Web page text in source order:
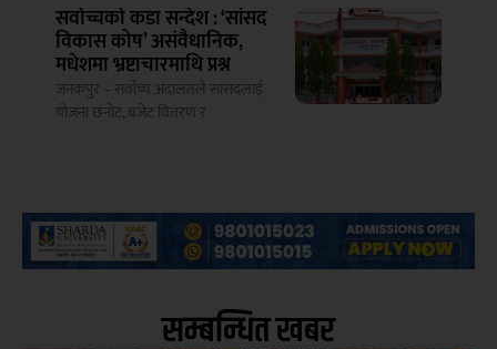
सर्वोच्चको कडा सन्देश : ‘सांसद
विकास कोष’ असंवैधानिक,
मधेशमा भ्रष्टाचारमाथि प्रश्न
जनकपुर – सर्वोच्च अदालतले सांसदलाई
योजना छनोट, बजेट वितरण र
सम्बन्धित खबर